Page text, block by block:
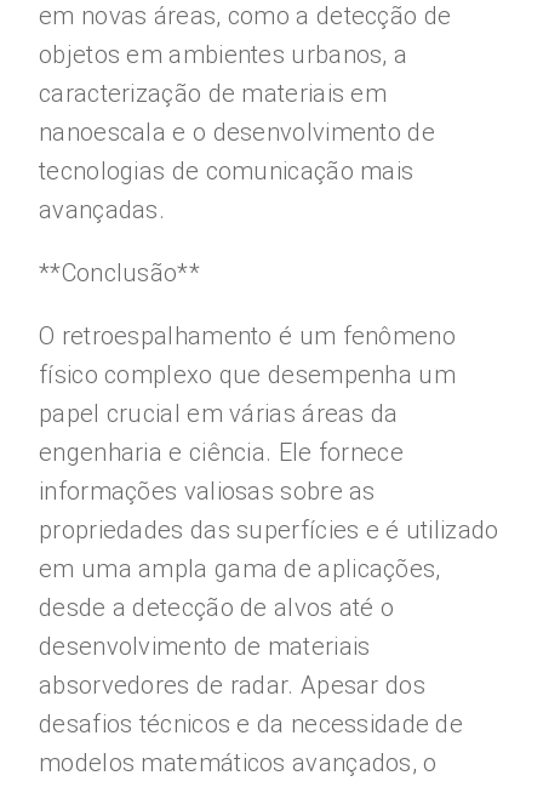
em novas áreas, como a detecção de
objetos em ambientes urbanos, a
caracterização de materiais em
nanoescala e o desenvolvimento de
tecnologias de comunicação mais
avançadas.
**Conclusão**
O retroespalhamento é um fenômeno
físico complexo que desempenha um
papel crucial em várias áreas da
engenharia e ciência. Ele fornece
informações valiosas sobre as
propriedades das superfícies e é utilizado
em uma ampla gama de aplicações,
desde a detecção de alvos até o
desenvolvimento de materiais
absorvedores de radar. Apesar dos
desafios técnicos e da necessidade de
modelos matemáticos avançados, o